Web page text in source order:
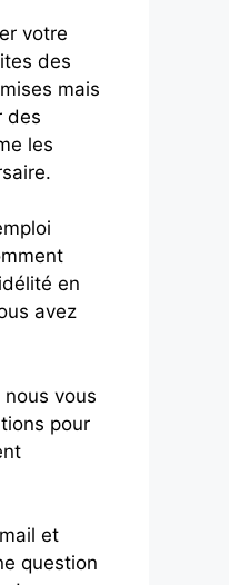
votre
des
mais
des
les
en
avez
vous
pour
et
question